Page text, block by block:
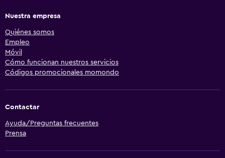
Nuestra empresa
Quiénes somos
Empleo
Móvil
Cómo funcionan nuestros servicios
Códigos promocionales momondo
Contactar
Ayuda/Preguntas frecuentes
Prensa